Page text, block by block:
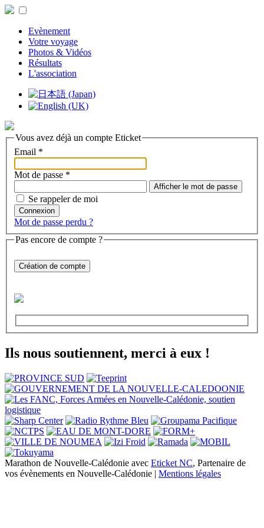
Evènement
Votre voyage
Photos & Vidéos
Résultats
L'association
Vous avez déjà un compte Eticket
Email *
Mot de passe *
Afficher le mot de passe
Se rappeler de moi
Connexion
Mot de passe perdu ?
Pas encore de compte ?
Création de compte
Ils nous soutiennent, merci à eux !
Marathon de Nouvelle-Calédonie avec Eticket NC, Partenaire de
vos évènements en Nouvelle-Calédonie | Mentions légales